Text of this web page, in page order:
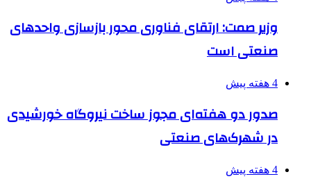
وزیر صمت: ارتقای فناوری محور بازسازی واحدهای
صنعتی است
4 هفته پیش
صدور دو هفته‌ای مجوز ساخت نیروگاه خورشیدی
در شهرک‌های صنعتی
4 هفته پیش